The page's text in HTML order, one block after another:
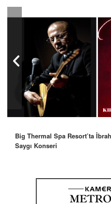
Big Thermal Spa Resort’ta
Saygı Konseri
Robbie Williams’tan
Olacak”